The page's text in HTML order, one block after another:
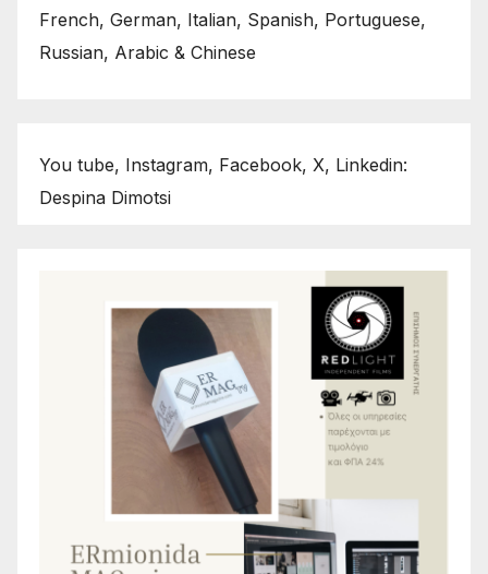
French, German, Italian, Spanish, Portuguese,
Russian, Arabic & Chinese
You tube, Instagram, Facebook, X, Linkedin:
Despina Dimotsi